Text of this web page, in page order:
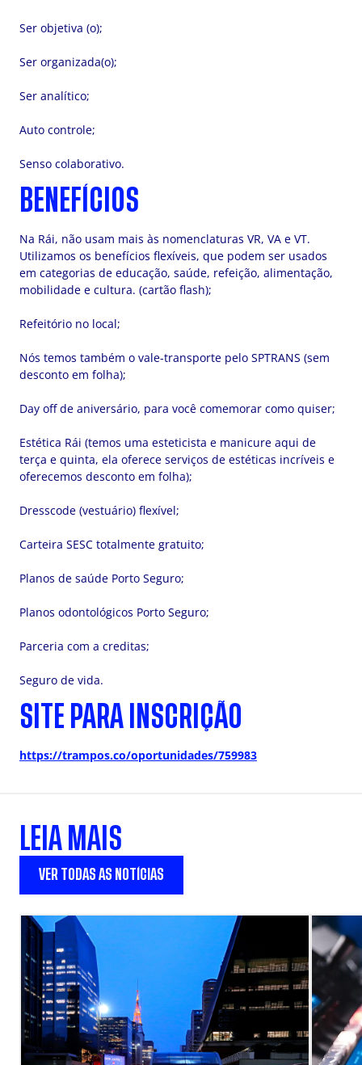
Ser objetiva (o);
Ser organizada(o);
Ser analítico;
Auto controle;
Senso colaborativo.
BENEFÍCIOS
Na Rái, não usam mais às nomenclaturas VR, VA e VT.
Utilizamos os benefícios flexíveis, que podem ser usados
em categorias de educação, saúde, refeição, alimentação,
mobilidade e cultura. (cartão flash);
Refeitório no local;
Nós temos também o vale-transporte pelo SPTRANS (sem
desconto em folha);
Day off de aniversário, para você comemorar como quiser;
Estética Rái (temos uma esteticista e manicure aqui de
terça e quinta, ela oferece serviços de estéticas incríveis e
oferecemos desconto em folha);
Dresscode (vestuário) flexível;
Carteira SESC totalmente gratuito;
Planos de saúde Porto Seguro;
Planos odontológicos Porto Seguro;
Parceria com a creditas;
Seguro de vida.
SITE PARA INSCRIÇÃO
https://trampos.co/oportunidades/759983
LEIA MAIS
VER TODAS AS NOTÍCIAS